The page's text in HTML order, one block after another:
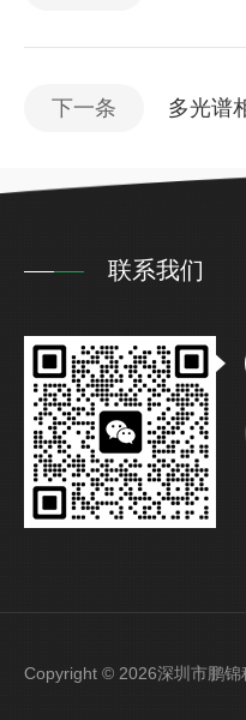
下一条 多光谱
联系我们
Copyright © 2026深圳市鹏